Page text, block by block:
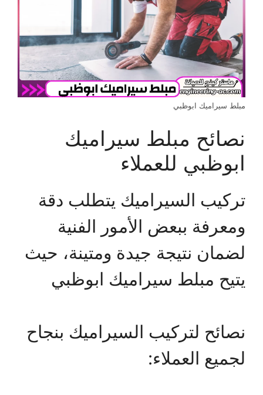
مبلط سيراميك ابوظبي
نصائح مبلط سيراميك
ابوظبي للعملاء
تركيب السيراميك يتطلب دقة
ومعرفة ببعض الأمور الفنية
لضمان نتيجة جيدة ومتينة، حيث
يتيح مبلط سيراميك ابوظبي
نصائح لتركيب السيراميك بنجاح
لجميع العملاء: